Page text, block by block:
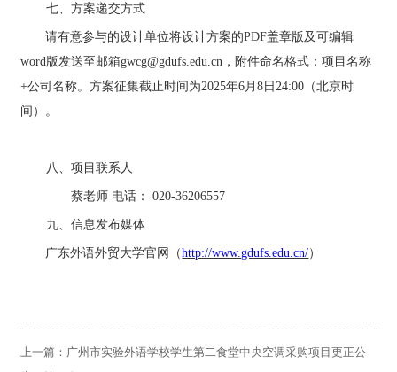
七、方案递交方式
请有意参与的设计单位将设计方案的PDF盖章版及可编辑
word版发送至邮箱gwcg@gdufs.edu.cn ，附件命名格式：项目名称
+公司名称。方案征集截止时间为2025年6月8日24:00 （北京时
间）。
八、项目联系人
蔡老师 电话：
020-36206557
九、信息发布媒体
广东外语外贸大学官网（http://www.gdufs.edu.cn/）
上一篇： 广州市实验外语学校学生第二食堂中央空调采购项目更正公